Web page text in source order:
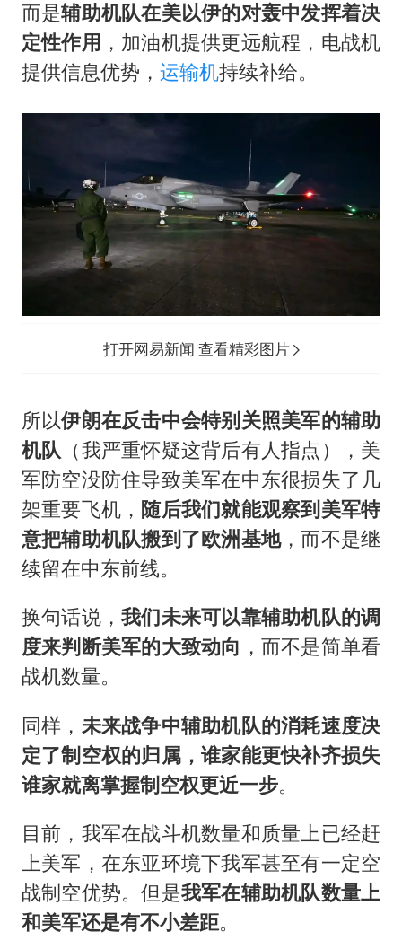
而是辅助机队在美以伊的对轰中发挥着决
定性作用 ，加油机提供更远航程，电战机
提供信息优势， 运输机持续补给。
打开网易新闻 查看精彩图片
所以伊朗在反击中会特别关照美军的辅助
机队 （我严重怀疑这背后有人指点），美
军防空没防住导致美军在中东很损失了几
架重要飞机， 随后我们就能观察到美军特
意把辅助机队搬到了欧洲基地，而不是继
续留在中东前线。
换句话说，我们未来可以靠辅助机队的调
度来判断美军的大致动向 ，而不是简单看
战机数量。
同样， 未来战争中辅助机队的消耗速度决
定了制空权的归属，谁家能更快补齐损失
谁家就离掌握制空权更近一步。
目前，我军在战斗机数量和质量上已经赶
上美军，在东亚环境下我军甚至有一定空
战制空优势。但是我军在辅助机队数量上
和美军还是有不小差距。